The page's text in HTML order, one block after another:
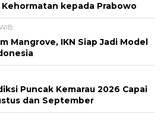
kepada Prabowo
Mangrove, IKN Siap Jadi Model
Puncak Kemarau 2026 Capai
dan September